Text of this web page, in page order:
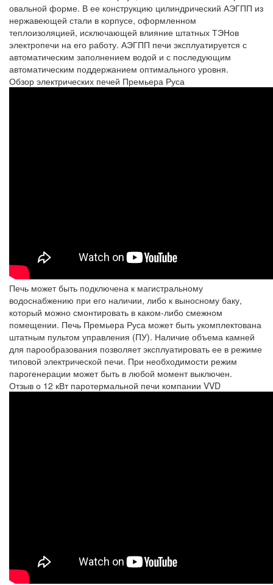
овальной форме. В ее конструкцию цилиндрический АЭГПП из
нержавеющей стали в корпусе, оформленном
теплоизоляцией, исключающей влияние штатных ТЭНов
электропечи на его работу. АЭГПП печи эксплуатируется с
автоматическим заполнением водой и с последующим
автоматическим поддержанием оптимального уровня.
Обзор электрических печей Премьера Руса
Печь может быть подключена к магистральному
водоснабжению при его наличии, либо к выносному баку,
который можно смонтировать в каком-либо смежном
помещении. Печь Премьера Руса может быть укомплектована
штатным пультом управления (ПУ). Наличие объема камней
для парообразования позволяет эксплуатировать ее в режиме
типовой электрической печи. При необходимости режим
парогенерации может быть в любой момент выключен.
Отзыв о 12 кВт паротермальной печи компании VVD